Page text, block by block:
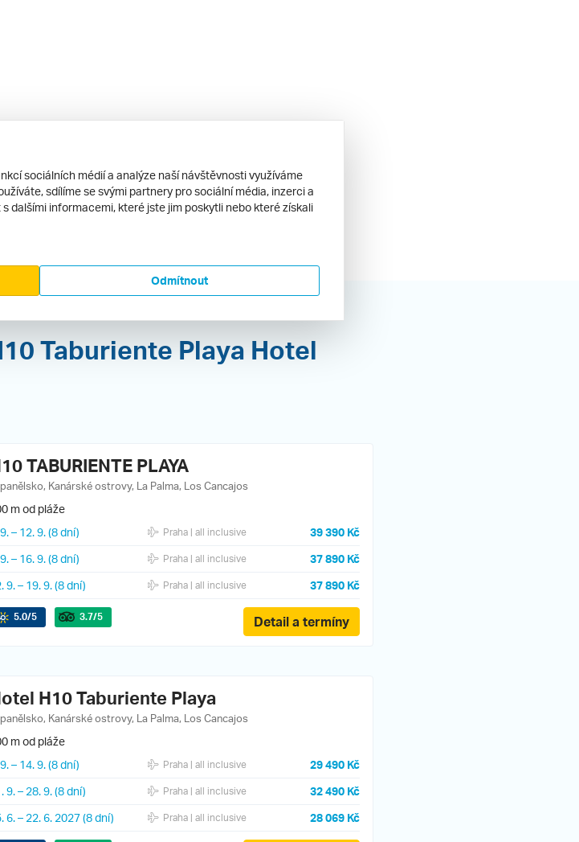
žádnou
Taburiente Playa Hotel
TABURIENTE PLAYA
Kanárské ostrovy, La Palma, Los Cancajos
m od pláže
– 12. 9.(8 dní) Praha| all inclusive
39 390 Kč
– 16. 9.(8 dní) Praha| all inclusive
37 890 Kč
9.– 19. 9.(8 dní) Praha| all inclusive 37 890 Kč
5.0/5 3.7/5 Detail a termíny
H10 Taburiente Playa
Kanárské ostrovy, La Palma, Los Cancajos
m od pláže
– 14. 9.(8 dní) Praha| all inclusive
29 490 Kč
9.– 28. 9.(8 dní) Praha| all inclusive
32 490 Kč
6.– 22. 6. 2027(8 dní) Praha| all inclusive 28 069 Kč
sociálních médií a analýze naší návštěvnosti využíváme
sdílíme se svými partnery pro sociální média, inzerci a
dalšími informacemi, které jste jim poskytli nebo které získali
Odmítnout